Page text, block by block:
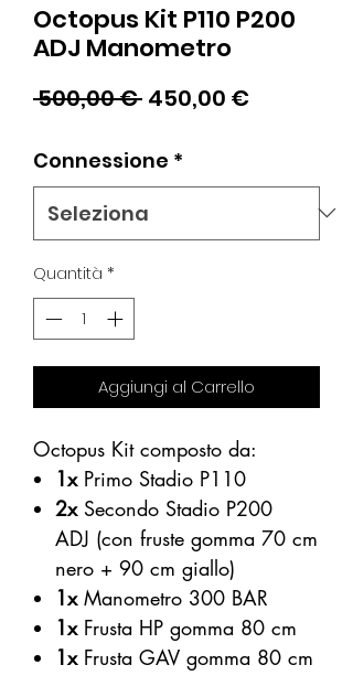
Octopus Kit P110 P200
ADJ Manometro
500,00 € Prezzo
450,00 €Prezzo
Connessione *
Quantità *
Aggiungi al Carrello
Octopus Kit composto da:
1xPrimo Stadio P110
2xSecondo Stadio P200
ADJ (con fruste gomma 70 cm
nero + 90 cm giallo)
1xManometro 300 BAR
1xFrusta HP gomma 80 cm
1xFrusta GAV gomma 80 cm